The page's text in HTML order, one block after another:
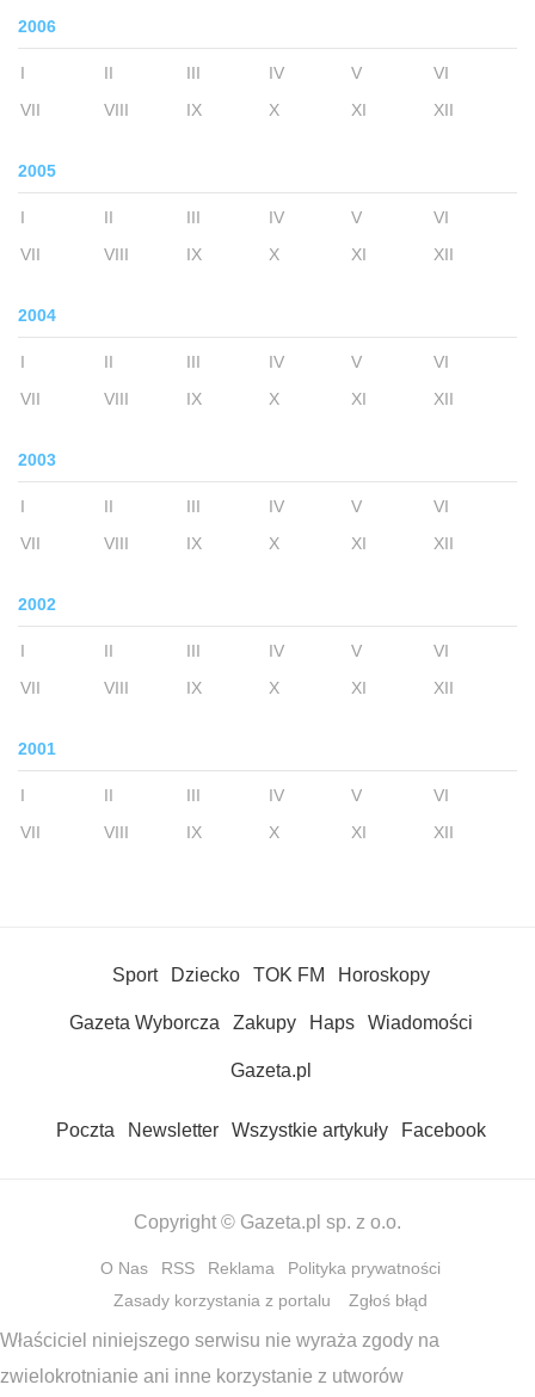
2006
I II III IV V
VI
VII
VIII IX X XI XII
2005
I II III IV V
VI
VII
VIII IX X XI XII
2004
I II III IV V
VI
VII
VIII IX X XI XII
2003
I II III IV V
VI
VII
VIII IX X XI XII
2002
I II III IV V
VI
VII
VIII IX X XI XII
2001
I II III IV V
VI
VII
VIII IX X XI XII
Sport Dziecko TOK FM Horoskopy
Gazeta Wyborcza Zakupy Haps Wiadomości
Gazeta.pl
Poczta Newsletter Wszystkie artykuły Facebook
Copyright © Gazeta.pl sp. z o.o.
O Nas RSS Reklama
Polityka prywatności
Zasady korzystania z portalu
Zgłoś błąd
Właściciel niniejszego serwisu nie wyraża zgody na
zwielokrotnianie ani inne korzystanie z utworów